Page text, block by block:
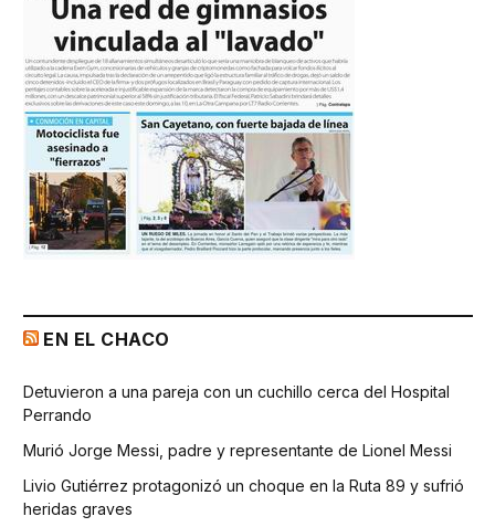
EN EL CHACO
Detuvieron a una pareja con un cuchillo cerca del Hospital
Perrando
Murió Jorge Messi, padre y representante de Lionel Messi
Livio Gutiérrez protagonizó un choque en la Ruta 89 y sufrió
heridas graves